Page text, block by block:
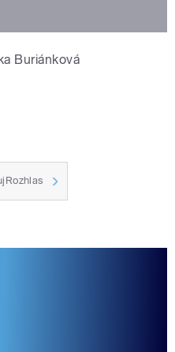
Buriánková